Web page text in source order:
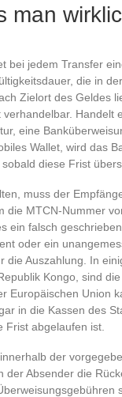
man
bei jedem Transfer
die in
Zielort des Geldes
Handelt
eine
Wallet, wird das
diese Frist
muss der
die MTCN-Nummer
ein falsch
oder ein
die Auszahlung. In
Kongo, sind
Europäischen Union
in die Kassen des
Frist abgelaufen ist.
der
der Absender die